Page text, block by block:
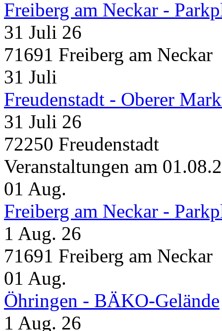
Freiberg am Neckar -
31 Juli 26
71691 Freiberg am Neckar
31 Juli
Freudenstadt - Oberer
31 Juli 26
72250 Freudenstadt
Veranstaltungen am
01 Aug.
Freiberg am Neckar -
1 Aug. 26
71691 Freiberg am Neckar
01 Aug.
Öhringen - BÄKO-Gelände
1 Aug. 26